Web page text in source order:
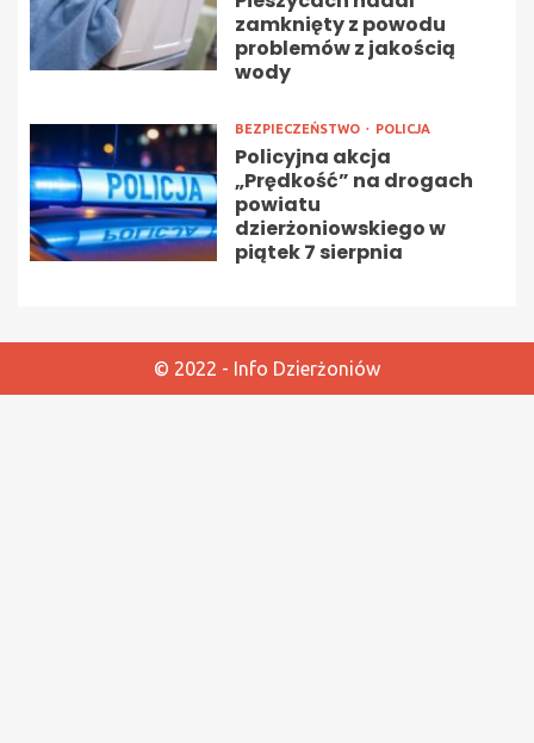
zamknięty z powodu
problemów z jakością
wody
BEZPIECZEŃSTWO POLICJA
Policyjna akcja
„Prędkość” na drogach
powiatu
dzierżoniowskiego w
piątek 7 sierpnia
© 2022 - Info Dzierżoniów